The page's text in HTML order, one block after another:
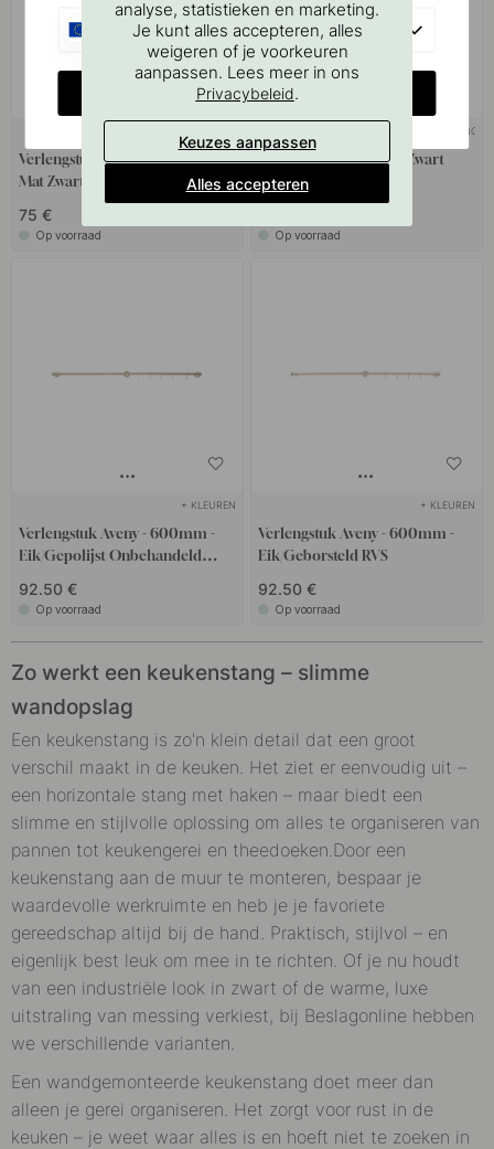
Verlengstuk Aveny - 600mm -
Mat Zwart
75 €
Op voorraad
MASSIEF MESSING
Haak Aveny - 5-p - Mat Zwart
Op voorraad
+ KLEUREN
Verlengstuk Aveny - 600mm -
Eik/Gepolijst Onbehandeld
92.50 €
Op voorraad
+ KLEUREN
Verlengstuk Aveny - 600mm -
Eik/Geborsteld RVS
92.50 €
Op voorraad
Zo werkt een keukenstang – slimme
wandopslag
Een keukenstang is zo'n klein detail dat een groot
verschil maakt in de keuken. Het ziet er eenvoudig uit –
een horizontale stang met haken – maar biedt een
slimme en stijlvolle oplossing om alles te organiseren van
pannen tot keukengerei en theedoeken. Door een
keukenstang aan de muur te monteren, bespaar je
waardevolle werkruimte en heb je je favoriete
gereedschap altijd bij de hand. Praktisch, stijlvol – en
eigenlijk best leuk om mee in te richten. Of je nu houdt
van een industriële look in zwart of de warme, luxe
uitstraling van messing verkiest, bij Beslagonline hebben
we verschillende varianten.
Een wandgemonteerde keukenstang doet meer dan
alleen je gerei organiseren. Het zorgt voor rust in de
keuken – je weet waar alles is en hoeft niet te zoeken in
analyse, statistieken en marketing.
Je kunt alles accepteren, alles
weigeren of je voorkeuren
aanpassen. Lees meer in ons
Privacybeleid.
Keuzes aanpassen
Alles accepteren
CHANGE COUNTRY